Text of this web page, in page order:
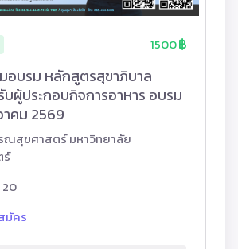
1500
อบรม หลักสูตรสุขาภิบาล
บผู้ประกอบกิจการอาหาร อบรม
คม 2569
ณสุขศาสตร์ มหาวิทยาลัย
ร์
มัคร